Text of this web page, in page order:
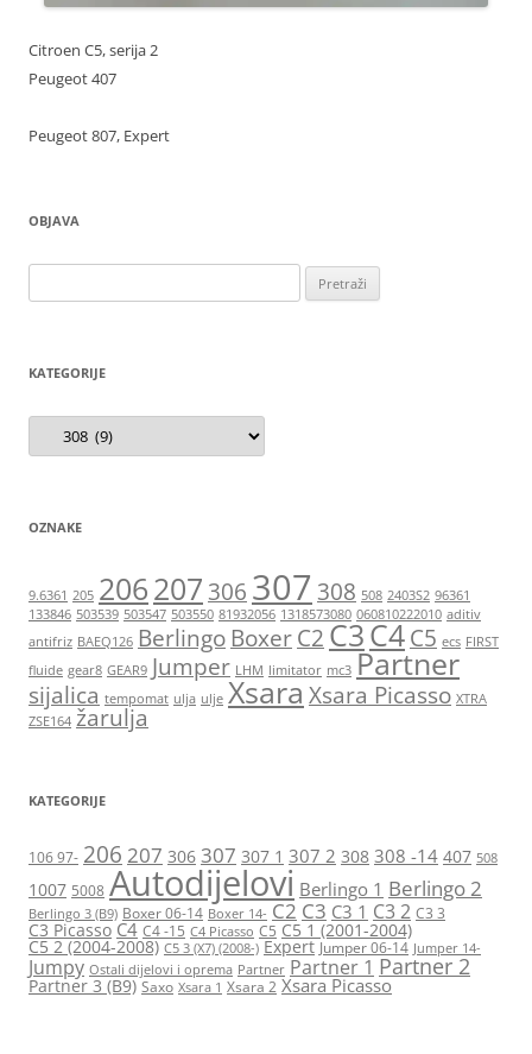
Citroen C5, serija 2
Peugeot 407
Peugeot 807, Expert
OBJAVA
KATEGORIJE
Kategorije
OZNAKE
9.6361 205 206207 306 307 308 508 2403S2 96361
133846 503539 503547 503550 81932056 1318573080 060810222010 aditiv
antifriz BAEQ126 Berlingo BoxerC2C3C4C5 ecs FIRST
fluide gear8 GEAR9 Jumper LHM limitator mc3 Partner
sijalica tempomat ulja ulje Xsara Xsara Picasso XTRA
ZSE164 žarulja
KATEGORIJE
106 97- 206 207 306 307 307 1 307 2 308 308 -14 407 508
1007 5008 Autodijelovi Berlingo 1 Berlingo 2
Berlingo 3 (B9) Boxer 06-14 Boxer 14- C2 C3 C3 1 C3 2 C3 3
C3 Picasso C4 C4 -15 C4 Picasso C5 C5 1 (2001-2004)
C5 2 (2004-2008) C5 3 (X7) (2008-) Expert Jumper 06-14 Jumper 14-
Jumpy Ostali dijelovi i oprema Partner Partner 1 Partner 2
Partner 3 (B9) Saxo Xsara 1 Xsara 2 Xsara Picasso